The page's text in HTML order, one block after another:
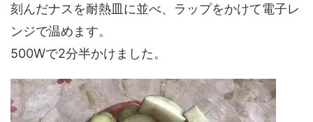
刻んだナスを耐熱皿に並べ、ラップをかけて電子レ
ンジで温めます。
500Wで2分半かけました。